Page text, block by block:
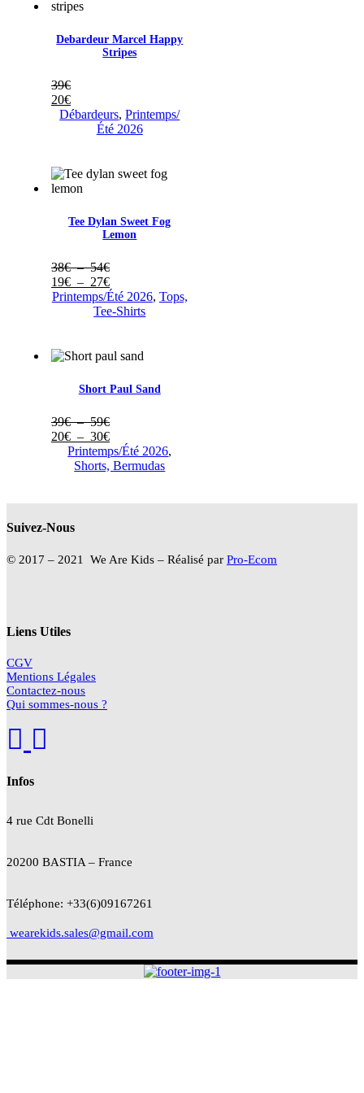
Debardeur Marcel Happy
Stripes
39€
20€
Débardeurs,Printemps/
Été 2026
Tee Dylan Sweet Fog
Lemon
38€ – 54€Plage
de
prix :
38€
19€ – 27€Plage
de
prix :
27€
Printemps/Été 2026, Tops,
Tee-Shirts
Short Paul Sand
39€ – 59€Plage
de
prix :
39€
20€ – 30€Plage
de
prix :
Printemps/Été 2026,
Shorts, Bermudas
Infos
4 rue Cdt Bonelli
20200 BASTIA – France
Téléphone: +33(6)09167261
wearekids.sales@gmail.com
Liens Utiles
CGV
Mentions Légales
Contactez-nous
Qui sommes-nous ?
Suivez-Nous
© 2017 – 2021 We Are Kids – Réalisé par Pro-Ecom